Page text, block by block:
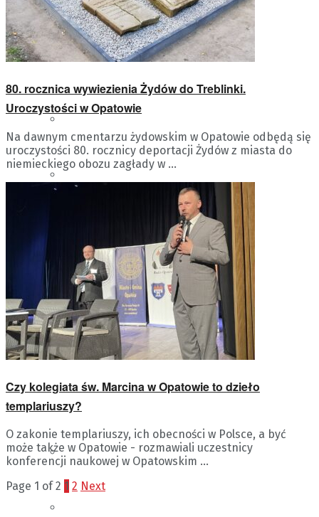
CZERWONA LINIA RADIA
KIELCE
LUDZIE RADIA KIELCE
STUDIO GRAM
PATRONAT MEDIALNY
RADIA KIELCE
HISTORIA POLSKIEGO
RADIA KIELCE
ABONAMENT RTV
80. rocznica wywiezienia Żydów do Treblinki.
Uroczystości w Opatowie
Na dawnym cmentarzu żydowskim w Opatowie odbędą się
uroczystości 80. rocznicy deportacji Żydów z miasta do
niemieckiego obozu zagłady w ...
Czy kolegiata św. Marcina w Opatowie to dzieło
templariuszy?
O zakonie templariuszy, ich obecności w Polsce, a być
może także w Opatowie - rozmawiali uczestnicy
konferencji naukowej w Opatowskim ...
Page 1 of 2 1 2 Next